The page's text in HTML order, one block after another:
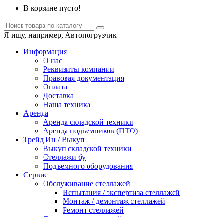
В корзине пусто!
Я ищу, например, Автопогрузчик
Информация
О нас
Реквизиты компании
Правовая документация
Оплата
Доставка
Наша техника
Аренда
Аренда складской техники
Аренда подъемников (ПТО)
Трейд Ин / Выкуп
Выкуп складской техники
Стеллажи бу
Подъемного оборудования
Сервис
Обслуживание стеллажей
Испытания / экспертиза стеллажей
Монтаж / демонтаж стеллажей
Ремонт стеллажей